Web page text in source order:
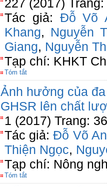
227 (2017) Trang:
Tác giả: Đỗ Võ
Khang, Nguyễn
Giang, Nguyễn
Tạp chí: KHKT
Tóm tắt
Ảnh hưởng của
GHSR lên chất
1 (2017) Trang:
Tác giả:Đỗ Võ
Thiện Ngọc,
Tạp chí: Nông
Tóm tắt